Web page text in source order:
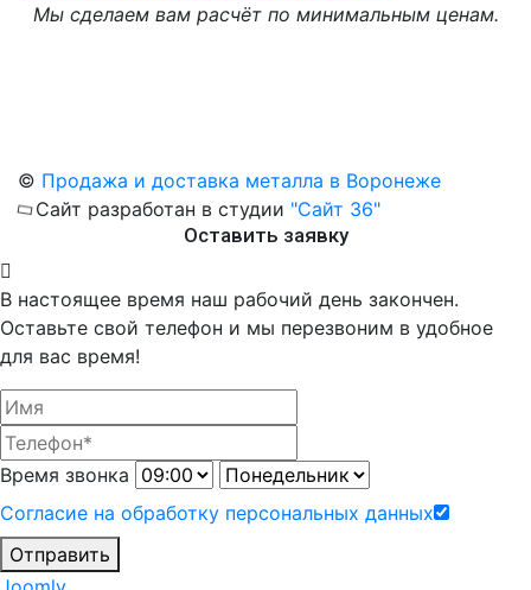
Мы сделаем вам расчёт по минимальным ценам.
© Продажа и доставка металла в Воронеже
Сайт разработан в студии "Сайт 36"
Оставить заявку
В настоящее время наш рабочий день закончен.
Оставьте свой телефон и мы перезвоним в удобное
для вас время!
Время звонка
Согласие на обработку персональных данных
Отправить